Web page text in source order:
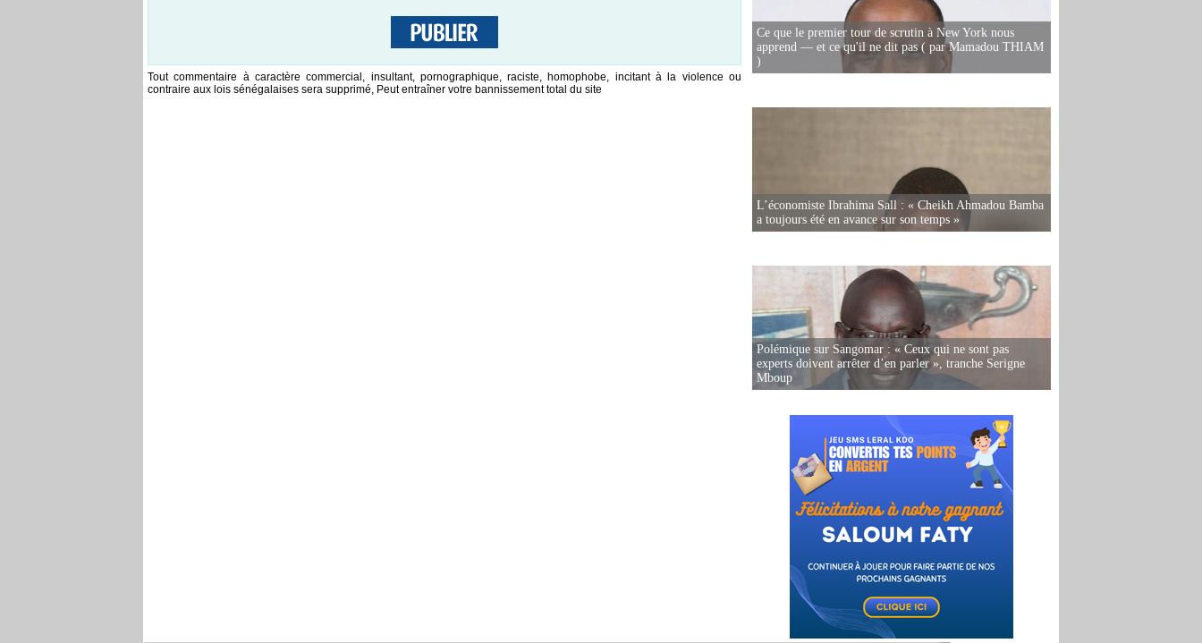
Tout commentaire à caractère commercial, insultant, pornographique, raciste, homophobe, incitant à la violence ou
contraire aux lois sénégalaises sera supprimé, Peut entraîner votre bannissement total du site
Ce que le premier tour de scrutin à New York nous
apprend — et ce qu'il ne dit pas ( par Mamadou THIAM
)
L’économiste Ibrahima Sall : « Cheikh Ahmadou Bamba
a toujours été en avance sur son temps »
Polémique sur Sangomar : « Ceux qui ne sont pas
experts doivent arrêter d’en parler », tranche Serigne
Mboup